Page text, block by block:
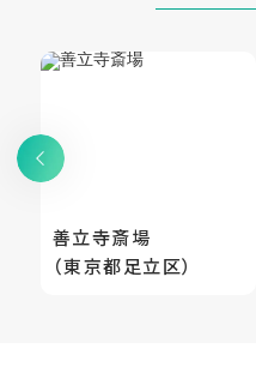
善立寺斎場
（東京都足立区）